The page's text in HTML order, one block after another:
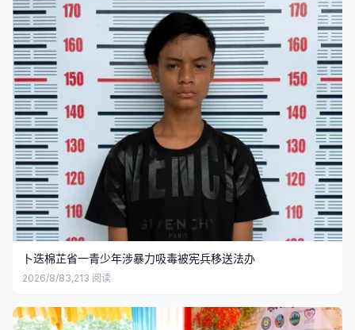
卜迭棉芷省一青少年涉暴力吸毒被宪兵移送法办
2026/8/83,213 阅读